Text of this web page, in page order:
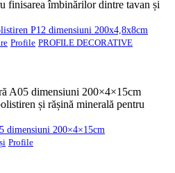
P12 dimensiuni 200x4,8x8cm
Profile PROFILE DECORATIVE
dimensiuni 200×4×15cm
Profile